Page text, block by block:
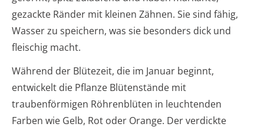
gezackte Ränder mit kleinen Zähnen. Sie sind fähig,
Wasser zu speichern, was sie besonders dick und
fleischig macht.
Während der Blütezeit, die im Januar beginnt,
entwickelt die Pflanze Blütenstände mit
traubenförmigen Röhrenblüten in leuchtenden
Farben wie Gelb, Rot oder Orange. Der verdickte